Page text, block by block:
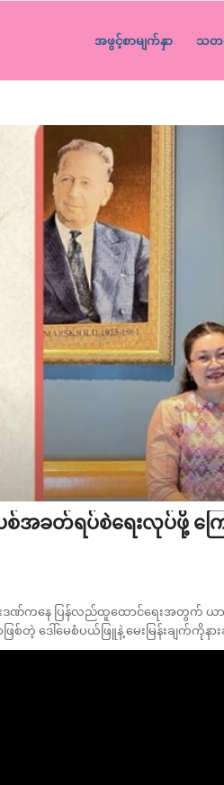
အဖွင့်စာမျက်နှာ သတ
ခတ်ရပ်စဲရေးလုပ်ဖို့ ကြ
ေးဒဏ်ကနေ ပြန်လည်ထူထောင်ရေးအတွက်
စ်တဲ့ ဒေါ်မေစံပယ်ဖြူနဲ့ မေးမြန်းချက်ကိုနာ